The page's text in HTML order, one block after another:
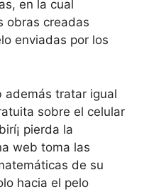
en la cual
obras creadas
enviadas por los
además tratar igual
sobre el celular
pierda la
web toma las
de su
hacia el pelo